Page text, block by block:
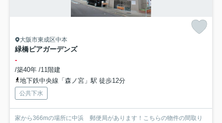
大阪市東成区中本
緑橋ピアガーデンズ
-
/築40年 /11階建
地下鉄中央線「森ノ宮」駅 徒歩12分
公共下水
家から366mの場所に中浜 郵便局があります！こちらの物件の間取り